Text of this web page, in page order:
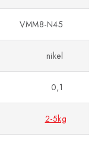
VMM8-N45
nikel
0,1
2-5kg